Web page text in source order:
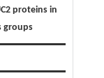
proteins in
groups